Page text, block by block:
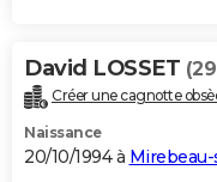
Carte de Noël
Carte Bonne année
Carte Saint-Valentin
Carte Pâques
Carte d'anniversaire
DICTIONNAIRE
Dictionnaire
Biographies
Citations
Expressions
Proverbes
PROGRAMME TV
David LOSSET
Créer une cagnotte
Naissance
20/10/1994 à